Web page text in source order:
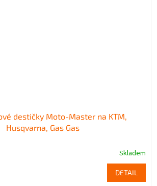
destičky Moto-Master na KTM,
Husqvarna, Gas Gas
Skladem
DETAIL